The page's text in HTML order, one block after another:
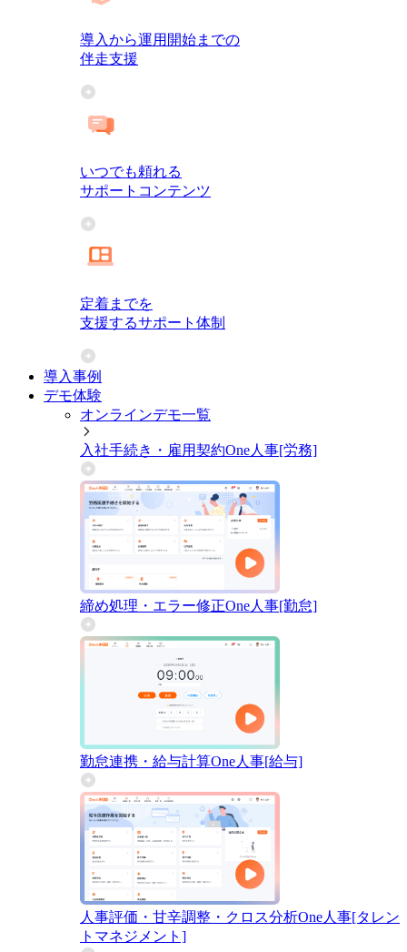
導入から運用開始までの
伴走支援
いつでも頼れる
サポートコンテンツ
定着までを
支援するサポート体制
導入事例
デモ体験
オンラインデモ一覧
入社手続き・雇用契約One人事[労務]
締め処理・エラー修正One人事[勤怠]
勤怠連携・給与計算One人事[給与]
人事評価・甘辛調整・クロス分析One人事[タレン
トマネジメント]